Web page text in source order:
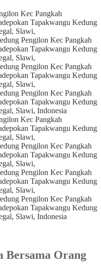
Kec Pangkah
Tapakwangu Kedung
Slawi,
Pengilon Kec Pangkah
Tapakwangu Kedung
Slawi,
Pengilon Kec Pangkah
Tapakwangu Kedung
Slawi,
Pengilon Kec Pangkah
Tapakwangu Kedung
Slawi, Indonesia
Kec Pangkah
Tapakwangu Kedung
Slawi,
Pengilon Kec Pangkah
Tapakwangu Kedung
Slawi,
Pengilon Kec Pangkah
Tapakwangu Kedung
Slawi,
Pengilon Kec Pangkah
Tapakwangu Kedung
Slawi, Indonesia
Bersama Orang